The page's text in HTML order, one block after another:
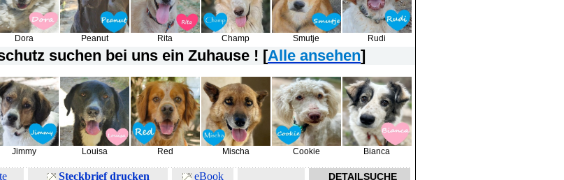
Dora Peanut Rita Champ Smutje Rudi
suchen bei uns ein Zuhause ! [Alle ansehen]
Jimmy Louisa Red Mischa Cookie Bianca
Steckbrief drucken eBook DETAILSUCHE